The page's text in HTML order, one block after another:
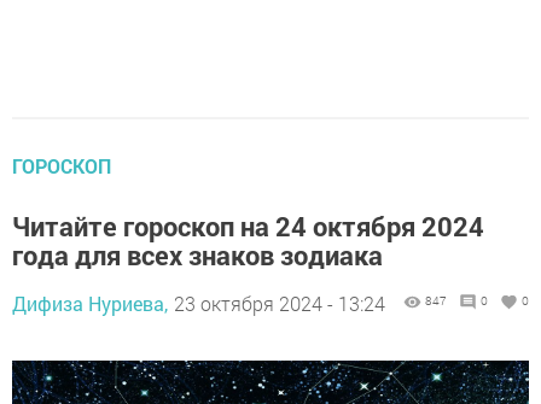
ГОРОСКОП
Читайте гороскоп на 24 октября 2024
года для всех знаков зодиака
Дифиза Нуриева, 23 октября 2024 - 13:24 847 0 0